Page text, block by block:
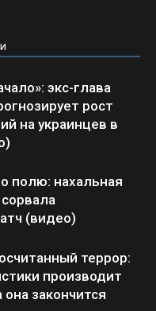
экс-глава
рост
на украинцев в
полю: нахальная
(видео)
террор:
производит
она закончится